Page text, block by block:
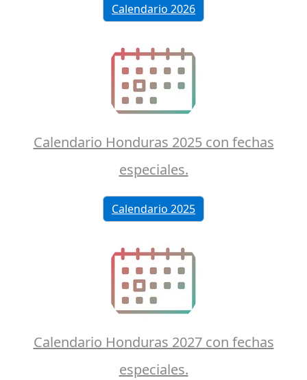
Calendario 2026
Calendario Honduras 2025 con fechas
especiales.
Calendario 2025
Calendario Honduras 2027 con fechas
especiales.